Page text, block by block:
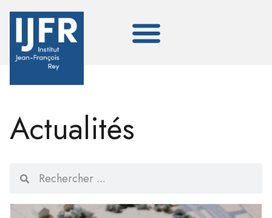
Actualités